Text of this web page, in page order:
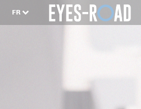
FR